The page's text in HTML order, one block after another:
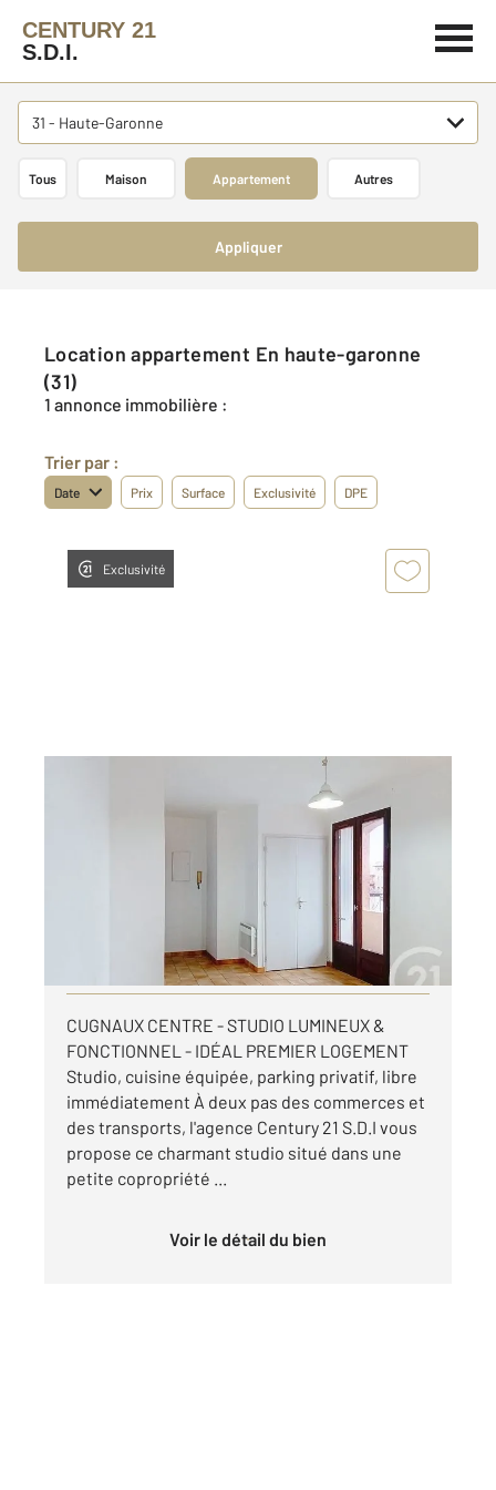
CENTURY 21
S.D.I.
31 - Haute-Garonne
Tous Maison Appartement Autres
Appliquer
Location appartement En haute-garonne
(31)
1 annonce immobilière :
Trier par :
Date Prix Surface Exclusivité DPE
Exclusivité
, 1 pièce
Appartement Studio à louer
par mois charges comprises
Visiter le site dédié
CUGNAUX CENTRE - STUDIO LUMINEUX &
FONCTIONNEL - IDÉAL PREMIER LOGEMENT
Studio, cuisine équipée, parking privatif, libre
immédiatement À deux pas des commerces et
des transports, l'agence Century 21 S.D.I vous
propose ce charmant studio situé dans une
petite copropriété ...
Voir le détail du bien